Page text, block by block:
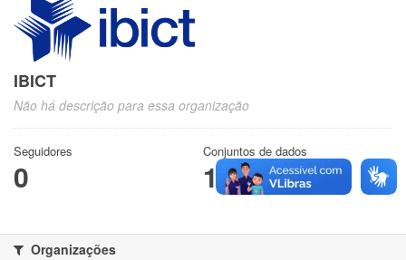
IBICT
Não há descrição para essa organização
Seguidores
0
Conjuntos de dados
1
Organizações